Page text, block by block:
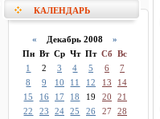
КАЛЕНДАРЬ
« Декабрь 2008 »
Пн Вт Ср Чт Пт Сб Вс
1
2 3 4 5 6
7
8
9 10 11 12 13
14
15
16 17 18 19 20
21
22
23 24 25 26 27
28